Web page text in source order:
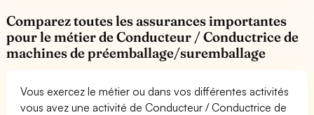
Comparez toutes les assurances importantes
pour le métier de Conducteur / Conductrice de
machines de préemballage/suremballage
Vous exercez le métier ou dans vos différentes activités
vous avez une activité de Conducteur / Conductrice de